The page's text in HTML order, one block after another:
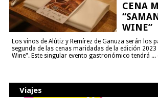
CENA
WINE”
Los vinos de Alútiz y Remírez de Ganuza serán los
segunda de las cenas maridadas de la edición
Wine". Este singular evento gastronómico tendrá ...
Viajes